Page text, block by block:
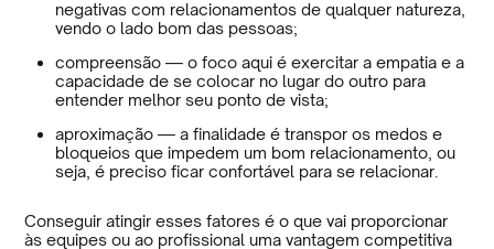
negativas com relacionamentos de qualquer natureza,
vendo o lado bom das pessoas;
compreensão — o foco aqui é exercitar a empatia e a
capacidade de se colocar no lugar do outro para
entender melhor seu ponto de vista;
aproximação — a finalidade é transpor os medos e
bloqueios que impedem um bom relacionamento, ou
seja, é preciso ficar confortável para se relacionar.
Conseguir atingir esses fatores é o que vai proporcionar
às equipes ou ao profissional uma vantagem competitiva